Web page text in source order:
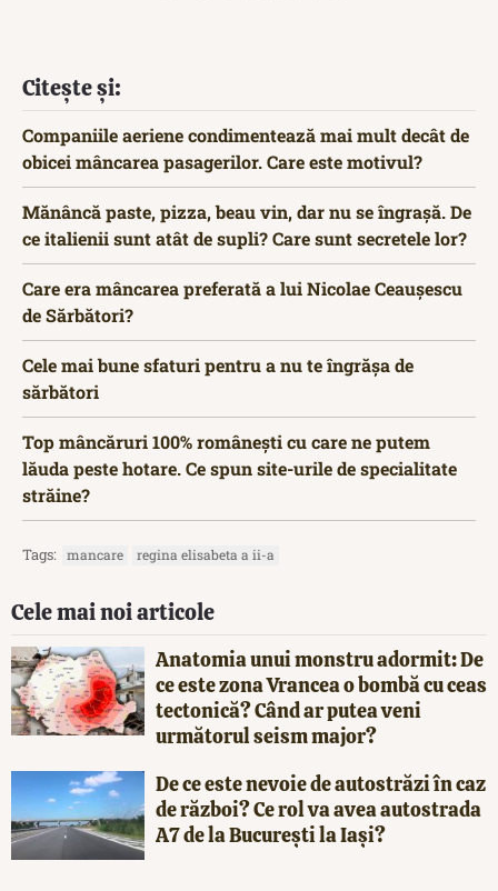
Citește și:
Companiile aeriene condimentează mai mult decât de
obicei mâncarea pasagerilor. Care este motivul?
Mănâncă paste, pizza, beau vin, dar nu se îngrașă. De
ce italienii sunt atât de supli? Care sunt secretele lor?
Care era mâncarea preferată a lui Nicolae Ceaușescu
de Sărbători?
Cele mai bune sfaturi pentru a nu te îngrășa de
sărbători
Top mâncăruri 100% românești cu care ne putem
lăuda peste hotare. Ce spun site-urile de specialitate
străine?
Tags: mancare regina elisabeta a ii-a
Cele mai noi articole
Anatomia unui monstru adormit: De
ce este zona Vrancea o bombă cu ceas
tectonică? Când ar putea veni
următorul seism major?
De ce este nevoie de autostrăzi în caz
de război? Ce rol va avea autostrada
A7 de la București la Iași?